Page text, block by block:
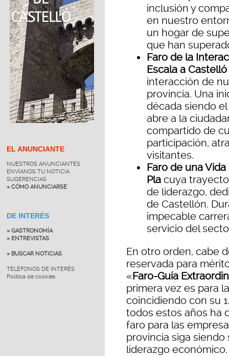
EL ANUNCIANTE
NUESTROS ANUNCIANTES
ENVÍANOS TU NOTICIA
SUGERENCIAS
» CÓMO ANUNCIARSE
DE INTERÉS
» GASTRONOMÍA
» ENTREVISTAS
» BUSCAR NOTICIAS
TELÉFONOS DE INTERÉS
Política de cookies
inclusión y
en nuestro
un hogar de
que han
Faro de la
Escala a Castelló
interacción de
provincia. Una
década siendo
abre a la
compartido de
participación,
visitantes.
Faro de una
Pla cuya
de liderazgo,
de Castellón.
impecable
servicio del
En otro orden, cabe
reservada para
«Faro-Guía
primera vez es para
coincidiendo con su
todos estos años ha
faro para las
provincia siga
liderazgo económico.